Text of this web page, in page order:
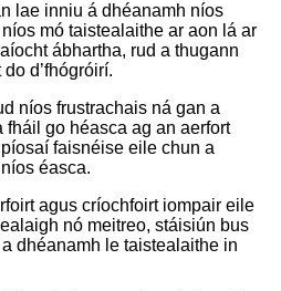
lae inniu á dhéanamh níos
mó taistealaithe ar aon lá ar
ábhartha, rud a thugann
d’fhógróirí.
níos frustrachais ná gan a
fháil go héasca ag an aerfort
faisnéise eile chun a
éasca.
agus críochfoirt iompair eile
nó meitreo, stáisiún bus
dhéanamh le taistealaithe in